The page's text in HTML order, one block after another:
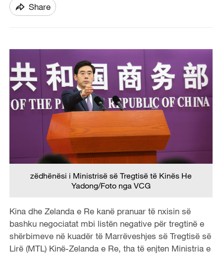
Share
zëdhënësi i Ministrisë së Tregtisë të Kinës He
Yadong/Foto nga VCG
Kina dhe Zelanda e Re kanë pranuar të nxisin së
bashku negociatat mbi listën negative për tregtinë e
shërbimeve në kuadër të Marrëveshjes së Tregtisë së
Lirë (MTL) Kinë-Zelanda e Re, tha të enjten Ministria e